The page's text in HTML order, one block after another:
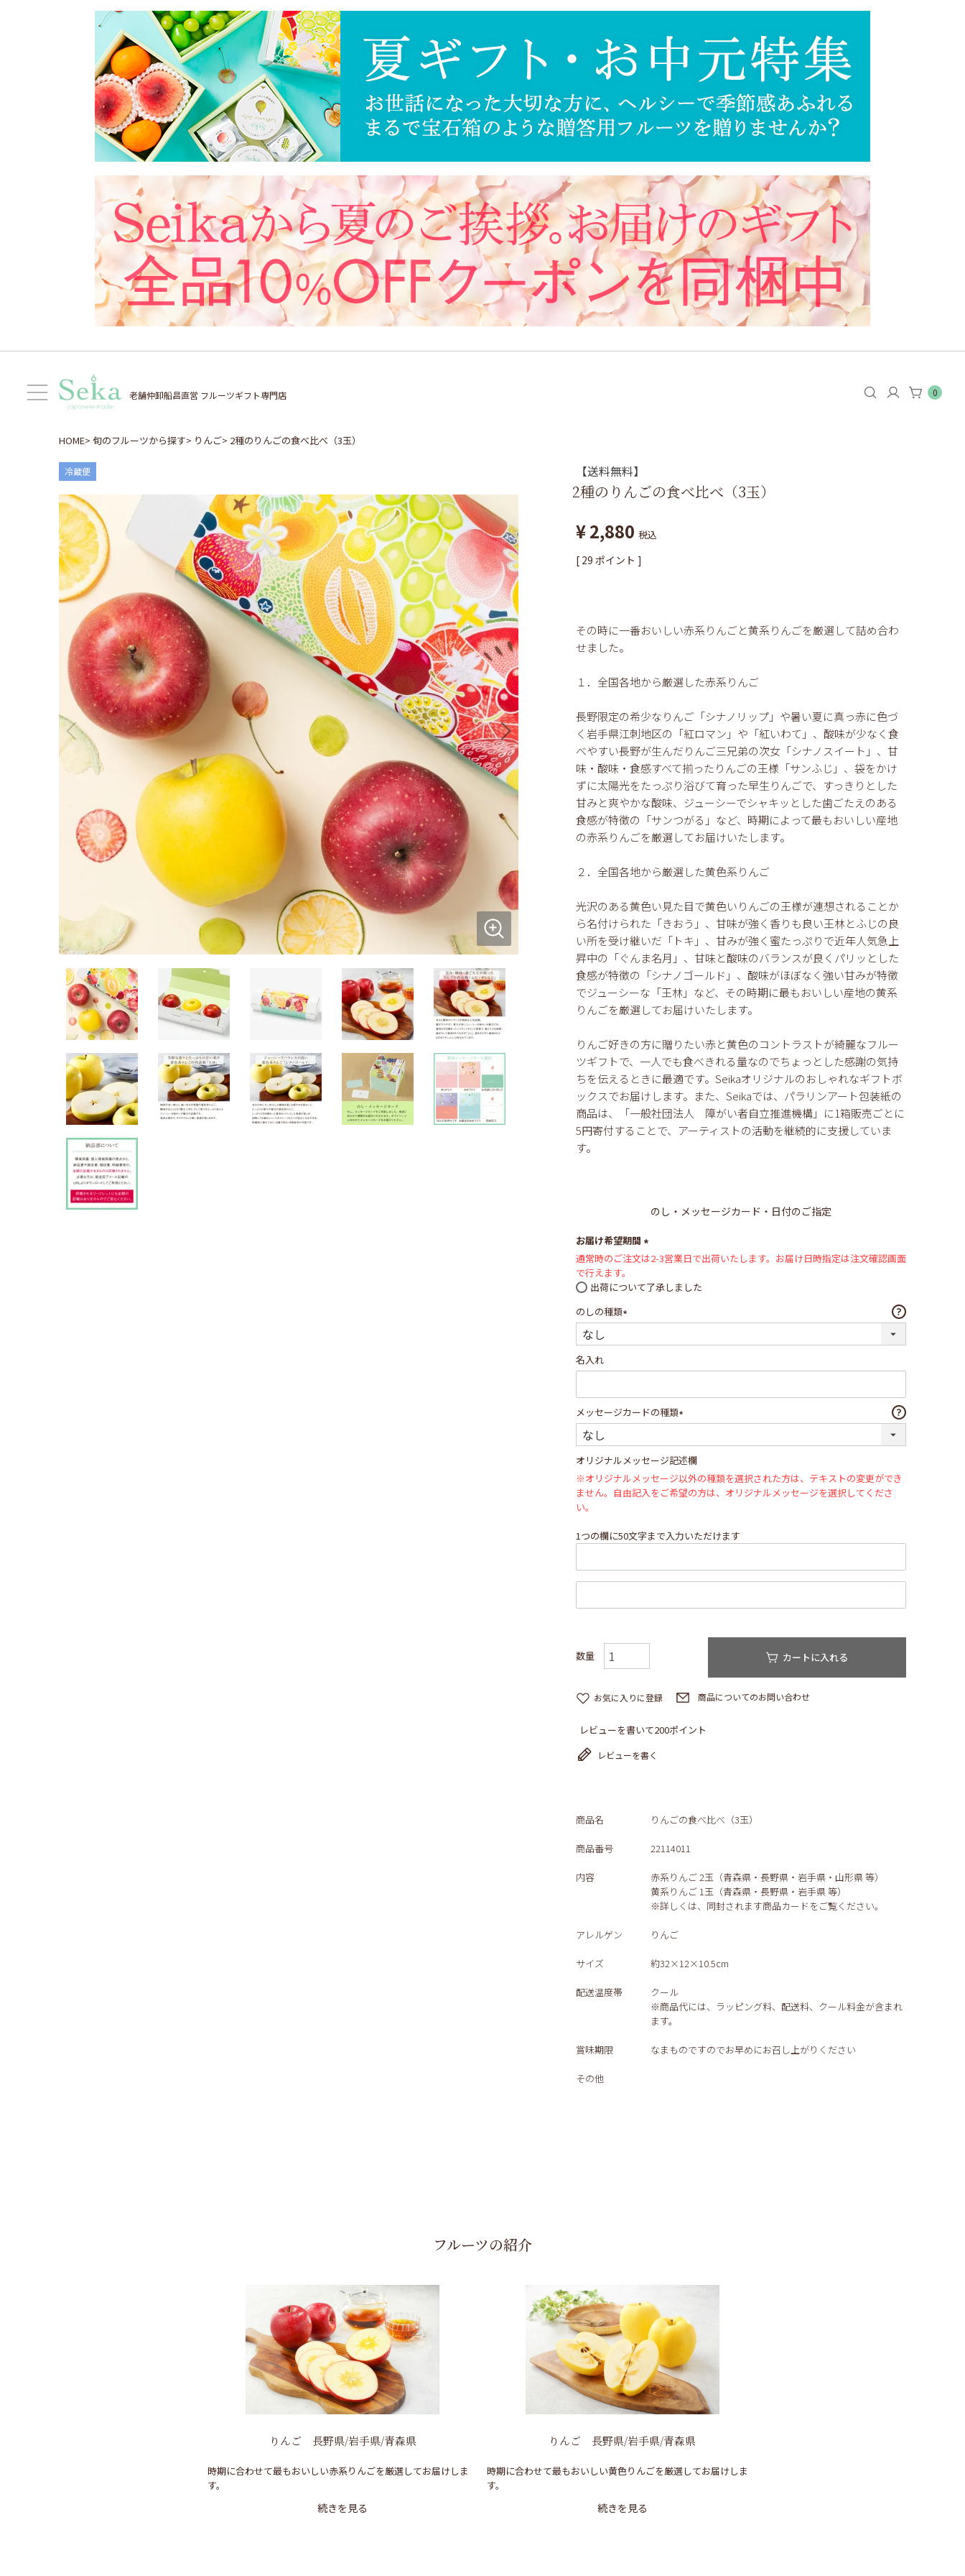
老舗仲卸船昌直営 フルーツギフト専門店 0
HOME 旬のフルーツから探す りんご 2種のりんごの食べ比べ（3玉）
冷蔵便 【送料無料】
2種のりんごの食べ比べ（3玉）
¥2,880 税込
[ 29 ポイント ]
その時に一番おいしい赤系りんごと黄系りんごを厳選して詰め合わ
せました。
１．全国各地から厳選した赤系りんご
長野限定の希少なりんご「シナノリップ」や暑い夏に真っ赤に色づ
く岩手県江刺地区の「紅ロマン」や「紅いわて」、酸味が少なく食
べやすい長野が生んだりんご三兄弟の次女「シナノスイート」、甘
味・酸味・食感すべて揃ったりんごの王様「サンふじ」、袋をかけ
ずに太陽光をたっぷり浴びて育った早生りんごで、すっきりとした
甘みと爽やかな酸味、ジューシーでシャキッとした歯ごたえのある
食感が特徴の「サンつがる」など、時期によって最もおいしい産地
の赤系りんごを厳選してお届けいたします。
２．全国各地から厳選した黄色系りんご
光沢のある黄色い見た目で黄色いりんごの王様が連想されることか
ら名付けられた「きおう」、甘味が強く香りも良い王林とふじの良
い所を受け継いだ「トキ」、甘みが強く蜜たっぷりで近年人気急上
昇中の「ぐんま名月」、甘味と酸味のバランスが良くパリッとした
食感が特徴の「シナノゴールド」、酸味がほぼなく強い甘みが特徴
でジューシーな「王林」など、その時期に最もおいしい産地の黄系
りんごを厳選してお届けいたします。
りんご好きの方に贈りたい赤と黄色のコントラストが綺麗なフルー
ツギフトで、一人でも食べきれる量なのでちょっとした感謝の気持
ちを伝えるときに最適です。Seikaオリジナルのおしゃれなギフトボ
ックスでお届けします。また、Seikaでは、パラリンアート包装紙の
商品は、「一般社団法人 障がい者自立推進機構」に1箱販売ごとに
5円寄付することで、アーティストの活動を継続的に支援していま
す。
のし・メッセージカード・日付のご指定
お届け希望期間
(必
通常時のご注文は2-3営業日で出荷いたします。お届け日時指定は注文確認画面
で行えます。
出荷について了承しました
のしの種類
須)
名入れ
メッセージカードの種類
須)
オリジナルメッセージ記述欄
※オリジナルメッセージ以外の種類を選択された方は、テキストの変更ができ
ません。自由記入をご希望の方は、オリジナルメッセージを選択してくださ
い。
1つの欄に50文字まで入力いただけます
お気に入りに登録
カートに入れる
商品についてのお問い合わせ
レビューを書いて200ポイント
レビューを書く
商品名 りんごの食べ比べ（3玉）
商品番号 22114011
内容
赤系りんご 2玉（青森県・長野県・岩手県・山形県 等）
黄系りんご 1玉（青森県・長野県・岩手県 等）
※詳しくは、同封されます商品カードをご覧ください。
アレルゲン りんご
サイズ 約32×12×10.5cm
配送温度帯
クール
※商品代には、ラッピング料、配送料、クール料金が含まれ
ます。
賞味期限 なまものですのでお早めにお召し上がりください
その他
フルーツの紹介
りんご 長野県/岩手県/青森県
時期に合わせて最もおいしい赤系りんごを厳選してお届けしま
す。
続きを見る
りんご 長野県/岩手県/青森県
時期に合わせて最もおいしい黄色りんごを厳選してお届けしま
す。
続きを見る